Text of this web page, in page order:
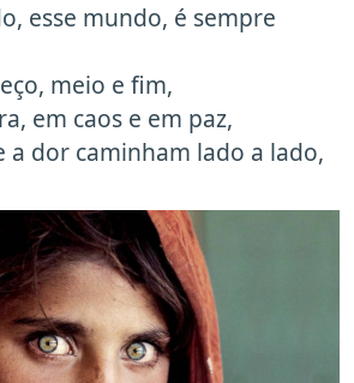
esse mundo, é sempre
meio e fim,
em caos e em paz,
a dor caminham lado a lado,